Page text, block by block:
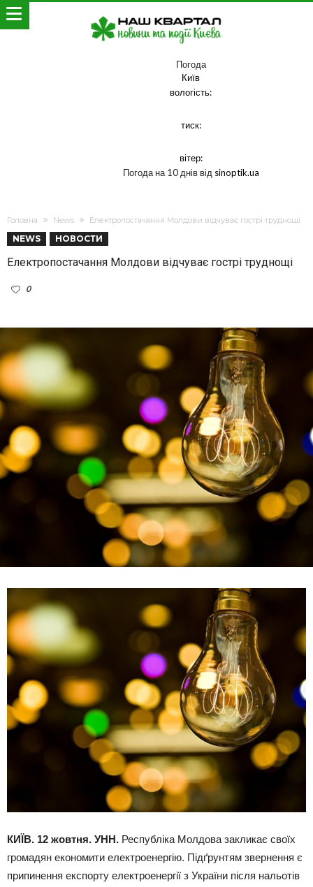
Погода
Київ
вологість:
тиск:
вітер:
Погода на 10 днів від sinoptik.ua
Головна News Електропостачання Молдови відчуває гострі труднощі
NEWS НОВОСТИ
Електропостачання Молдови відчуває гострі труднощі
0
КИЇВ. 12 жовтня. УНН. Республіка Молдова закликає своїх
громадян економити електроенергію. Підґрунтям звернення є
припинення експорту електроенергії з України після нальотів